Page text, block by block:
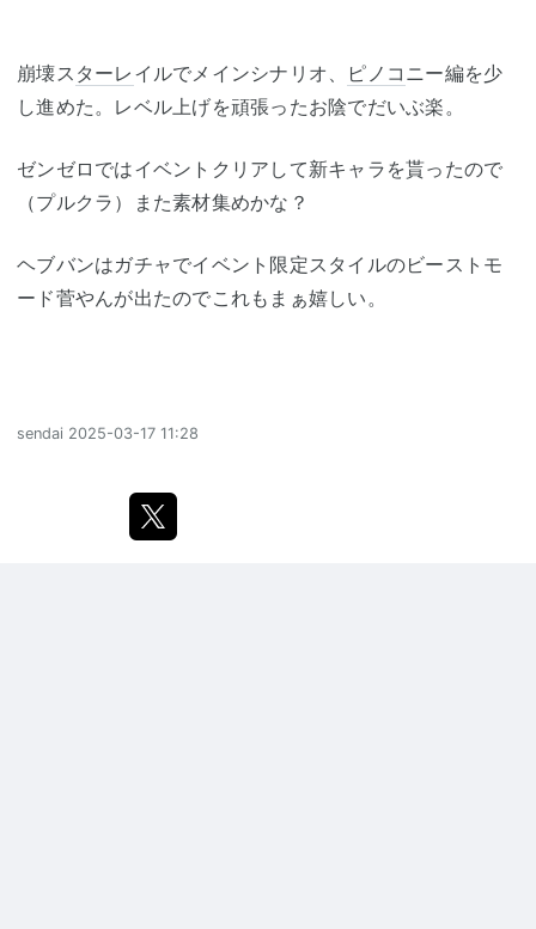
崩壊ス ターレ イルでメインシナリオ、 ピノコ ニー編を少
し進めた。レベル上げを頑張ったお陰でだいぶ楽。
ゼンゼロではイベントクリアして新キャラを貰ったので
（プルクラ）また素材集めかな？
ヘブバンはガチャでイベント限定スタイルのビーストモ
ード菅やんが出たのでこれもまぁ嬉しい。
sendai 2025-03-17 11:28